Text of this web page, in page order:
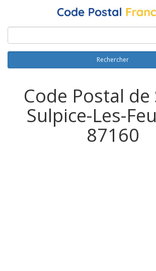
Rechercher
Code Postal de
Sulpice-Les-
87160